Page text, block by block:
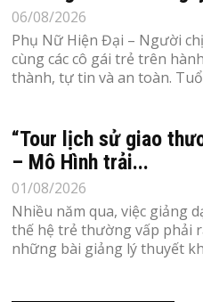
06/08/2026
Phụ Nữ Hiện Đại – Người
cùng các cô gái trẻ trên
thành, tự tin và an toàn.
“Tour lịch sử giao
– Mô Hình trải...
01/08/2026
Nhiều năm qua, việc giảng
thế hệ trẻ thường vấp phải
những bài giảng lý thuyết